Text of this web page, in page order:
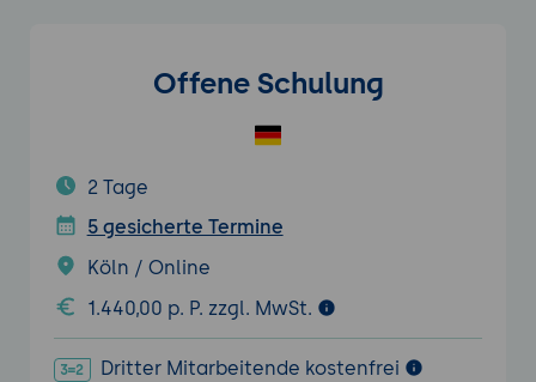
Offene Schulung
2 Tage
5 gesicherte Termine
Köln / Online
1.440,00 p. P. zzgl. MwSt.
Dritter Mitarbeitende kostenfrei